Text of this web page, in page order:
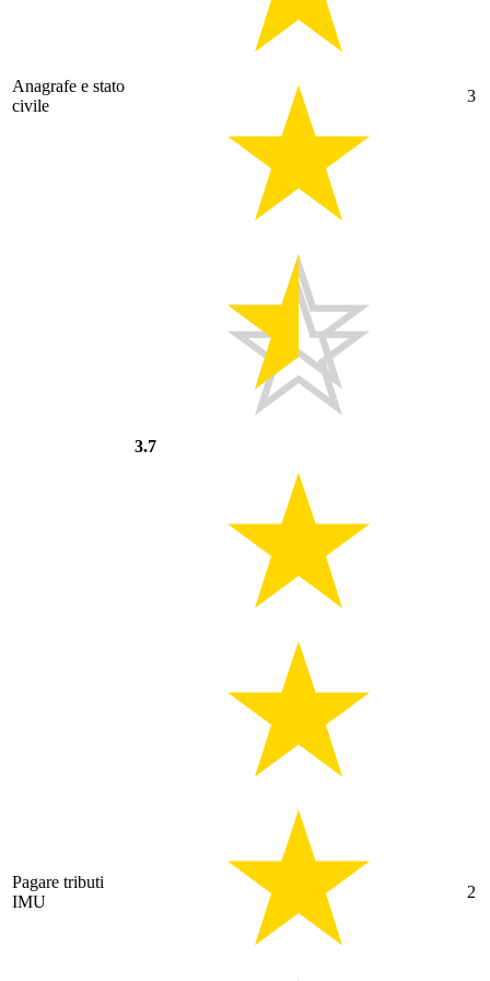
Anagrafe e stato
civile
3.7
3
Pagare tributi
IMU
2